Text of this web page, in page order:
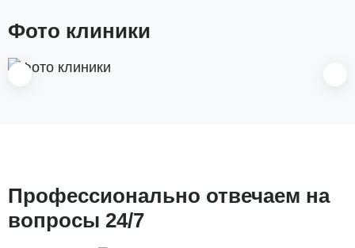
Фото клиники
Профессионально отвечаем на
вопросы 24/7